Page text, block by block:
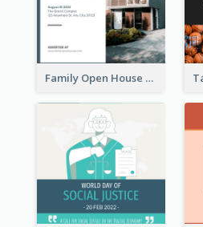
Family Open House Registration Instagram Post